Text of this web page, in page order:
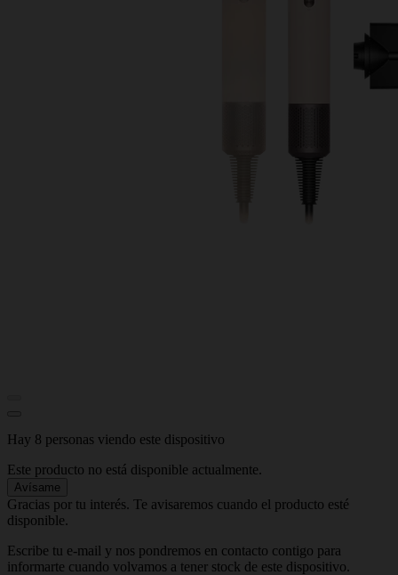
Hay 8 personas viendo este dispositivo
Este producto no está disponible actualmente.
Avísame
Gracias por tu interés. Te avisaremos cuando el producto esté
disponible.
Escribe tu e-mail y nos pondremos en contacto contigo para
informarte cuando volvamos a tener stock de este dispositivo.